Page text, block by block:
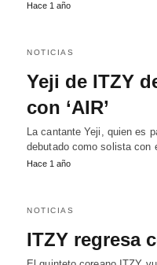
Hace 1 año
NOTICIAS
Yeji de ITZY
con ‘AIR’
La cantante Yeji, quien es
debutado como solista
Hace 1 año
NOTICIAS
ITZY regresa